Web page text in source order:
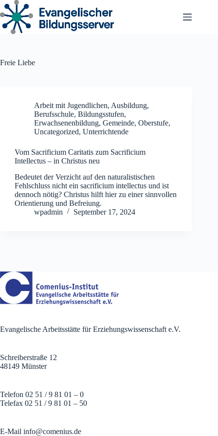
Zum
Inhalt
springen
Freie Liebe
Arbeit mit Jugendlichen, Ausbildung,
Berufsschule, Bildungsstufen,
Erwachsenenbildung, Gemeinde, Oberstufe,
Uncategorized, Unterrichtende
Vom Sacrificium Caritatis zum Sacrificium
Intellectus – in Christus neu
Bedeutet der Verzicht auf den naturalistischen
Fehlschluss nicht ein sacrificium intellectus und ist
dennoch nötig? Christus hilft hier zu einer sinnvollen
Orientierung und Befreiung.
wpadmin
September 17, 2024
Evangelische Arbeitsstätte für Erziehungswissenschaft e.V.
Schreiberstraße 12
48149 Münster
Telefon 02 51 / 9 81 01 – 0
Telefax 02 51 / 9 81 01 – 50
E-Mail info@comenius.de